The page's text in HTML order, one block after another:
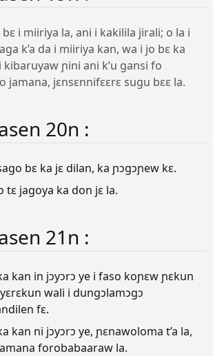
bɛ i miiriya la, ani i kakilila jirali; o la i
k’a da i miiriya kan, wa i jo bɛ ka
ɲini ani k’u gansi fo
jamana, jɛnsɛnnifɛɛrɛ sugu bɛɛ la.
20n :
bɛ ka jɛ dilan, ka ɲɔgɔɲew kɛ.
tɛ jagoya ka don jɛ la.
21n :
kan in jɔyɔrɔ ye i faso koɲɛw ɲɛkun
wali i dungɔlamɔgɔ
fɛ.
kan ni jɔyɔrɔ ye, ɲɛnawoloma t’a la,
forobabaaraw la.